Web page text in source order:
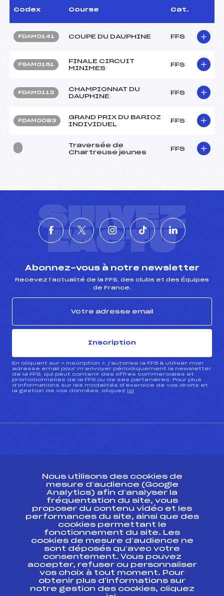
Codex Course Cat.
FDAM0141 COUPE DU DAUPHINE FFS
FSAM0151
FINALE CIRCUIT
MINIMES
FFS
FDAM0113
CHAMPIONNAT DU
DAUPHINE
FFS
FDAM0083
GRAND PRIX DU BARIOZ
INDIVIDUEL
FFS
Traversée de
Chartreuse jeunes
FFS
SUIVEZ
L'ACTU
Abonnez-vous à notre newsletter
Recevez l’actualité de la FFS, des clubs et des Équipes
de France.
Inscription
En cliquant sur « inscription », j’autorise la FFS à utiliser mon
adresse email pour m’envoyer périodiquement la newsletter
de la FFS, qui peut contenir des offres commerciales et
promotionnelles de la FFS ou de ses partenaires. Pour plus
d’informations sur les modalités d’exercice de vos droits et
la gestion de vos données, cliquez ici
ESPACE PRESSE
Ressources
Pass’Neige
Projet sportif fédéral
Projet de performance fédéral
Antidopage
Pôle Développement, Formation, Suivi
Scientifique
Listes ministérielles
Pôle vie de l’athlète
Nous utilisons des cookies de
mesure d’audience (Google
Analytics) afin d’analyser la
fréquentation du site, vous
proposer du contenu vidéo et les
performances du site, ainsi que des
cookies permettant le
fonctionnement du site. Les
cookies de mesure d’audience ne
sont déposés qu’avec votre
consentement. Vous pouvez
accepter, refuser ou personnaliser
vos choix à tout moment. Pour
obtenir plus d'informations sur
notre gestion des cookies, cliquez